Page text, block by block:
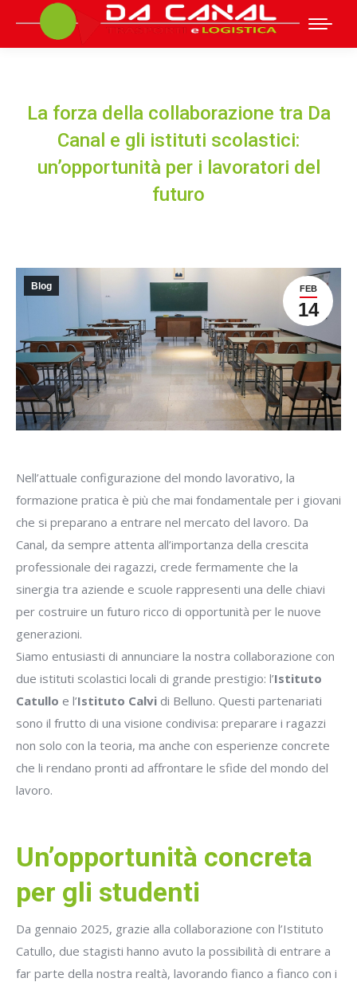
La forza della collaborazione tra Da
Canal e gli istituti scolastici:
un’opportunità per i lavoratori del
futuro
FEB
14
Blog
Nell’attuale configurazione del mondo lavorativo, la
formazione pratica è più che mai fondamentale per i giovani
che si preparano a entrare nel mercato del lavoro. Da
Canal, da sempre attenta all’importanza della crescita
professionale dei ragazzi, crede fermamente che la
sinergia tra aziende e scuole rappresenti una delle chiavi
per costruire un futuro ricco di opportunità per le nuove
generazioni.
Siamo entusiasti di annunciare la nostra collaborazione con
due istituti scolastici locali di grande prestigio: l’Istituto
Catullo e l’Istituto Calvi di Belluno. Questi partenariati
sono il frutto di una visione condivisa: preparare i ragazzi
non solo con la teoria, ma anche con esperienze concrete
che li rendano pronti ad affrontare le sfide del mondo del
lavoro.
Un’opportunità concreta
per gli studenti
Da gennaio 2025, grazie alla collaborazione con l’Istituto
Catullo, due stagisti hanno avuto la possibilità di entrare a
far parte della nostra realtà, lavorando fianco a fianco con i